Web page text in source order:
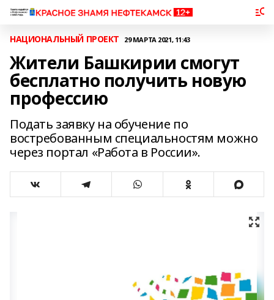
НАЦИОНАЛЬНЫЙ ПРОЕКТ 29 МАРТА 2021, 11:43
Жители Башкирии смогут
бесплатно получить новую
профессию
Подать заявку на обучение по
востребованным специальностям можно
через портал «Работа в России».